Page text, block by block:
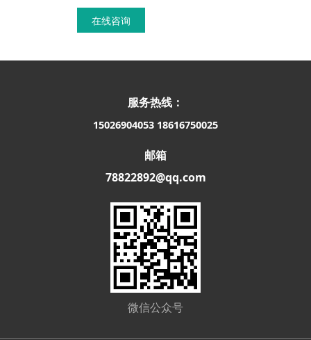
在线咨询
服务热线：
15026904053 18616750025
邮箱
78822892@qq.com
微信公众号